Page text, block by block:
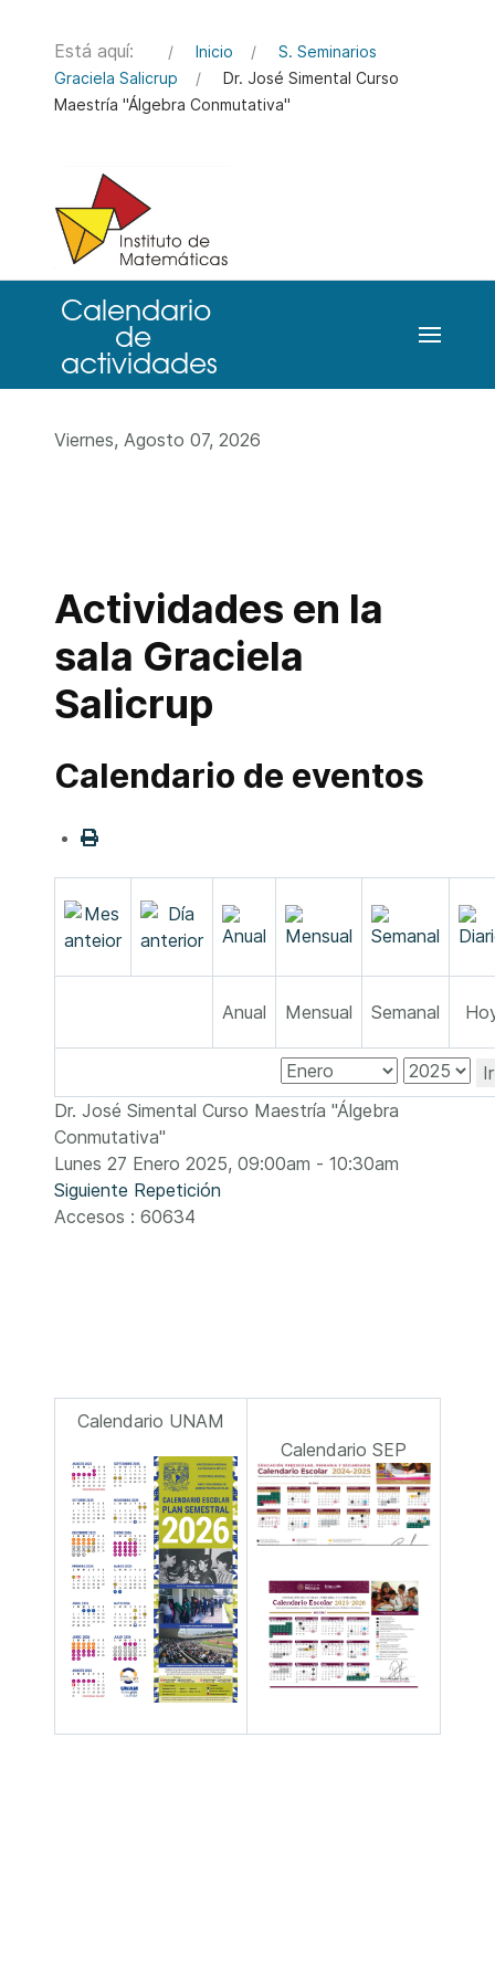
Está aquí: Inicio
S. Seminarios
Graciela Salicrup
Dr. José Simental Curso
Maestría "Álgebra Conmutativa"
Viernes, Agosto 07, 2026
Actividades en la
sala Graciela
Salicrup
Calendario de eventos
Anual Mensual Semanal
Dr. José Simental Curso Maestría "Álgebra
Conmutativa"
Lunes 27 Enero 2025, 09:00am - 10:30am
Siguiente Repetición
Accesos : 60634
Calendario UNAM
Calendario SEP